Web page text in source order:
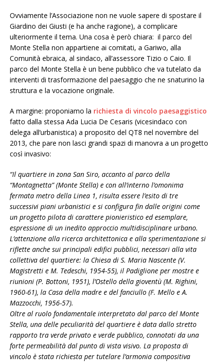
Ovviamente l’Associazione non ne vuole sapere di spostare il
Giardino dei Giusti (e ha anche ragione), a complicare
ulteriormente il tema. Una cosa è però chiara: il parco del
Monte Stella non appartiene ai comitati, a Gariwo, alla
Comunità ebraica, al sindaco, all’assessore Tizio o Caio. Il
parco del Monte Stella è un bene pubblico che va tutelato da
interventi di trasformazione del paesaggio che ne snaturino la
struttura e la vocazione originale.
A margine: proponiamo la richiesta di vincolo paesaggistico
fatto dalla stessa Ada Lucia De Cesaris (vicesindaco con
delega all’urbanistica) a proposito del QT8 nel novembre del
2013, che pare non lasci grandi spazi di manovra a un progetto
così invasivo:
“Il quartiere in zona San Siro, accanto al parco della
“Montagnetta” (Monte Stella) e con all’interno l’omonima
fermata metro della Linea 1, risulta essere l’esito di tre
successivi piani urbanistici e si configura fin dalle origini come
un progetto pilota di carattere pionieristico ed esemplare,
espressione di un inedito approccio multidisciplinare urbano.
L’attenzione alla ricerca architettonica e alla sperimentazione si
riflette anche sui principali edifici pubblici, necessari alla vita
collettiva del quartiere: la Chiesa di S. Maria Nascente (V.
Magistretti e M. Tedeschi, 1954-55), il Padiglione per mostre e
riunioni (P. Bottoni, 1951), l’Ostello della gioventù (M. Righini,
1960-61), la Casa della madre e del fanciullo (F. Mello e A.
Mazzocchi, 1956-57).
Oltre al ruolo fondamentale interpretato dal parco del Monte
Stella, una delle peculiarità del quartiere è data dallo stretto
rapporto tra verde privato e verde pubblico, connotati da una
forte permeabilità dal punto di vista visivo. La proposta di
vincolo è stata richiesta per tutelare l’armonia compositiva